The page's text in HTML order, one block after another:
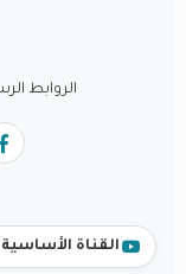
الروابط
القناة الأساسية